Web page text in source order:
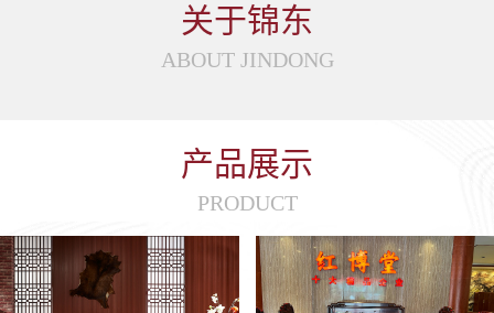
关于锦东
ABOUT JINDONG
产品展示
PRODUCT